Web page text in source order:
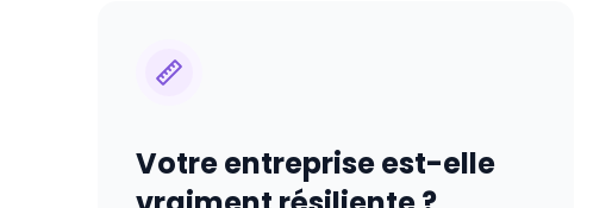
Votre entreprise est-elle